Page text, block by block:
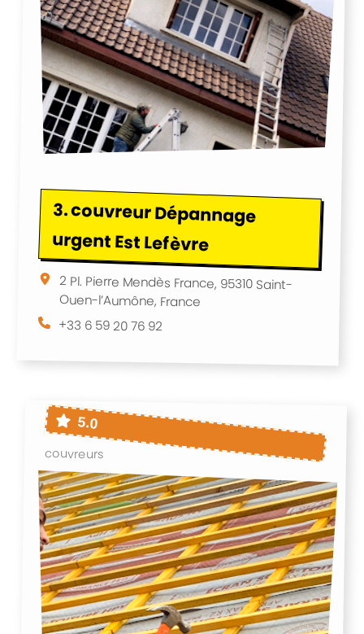
3.couvreur Dépannage
urgent Est Lefèvre
2 Pl. Pierre Mendès France, 95310 Saint-
Ouen-l’Aumône, France
+33 6 59 20 76 92
5.0
couvreurs